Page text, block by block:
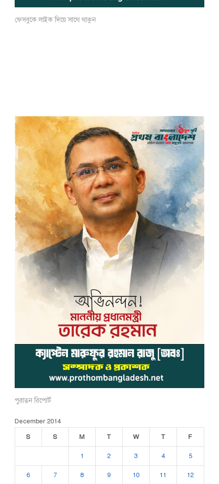
ফেসবুকে লাইক দিয়ে সাথে থাকুন
পুরাতন রিপোর্ট
December 2014
S
S M T W T F
1 2 3 4 5
6 7 8 9 10 11 12